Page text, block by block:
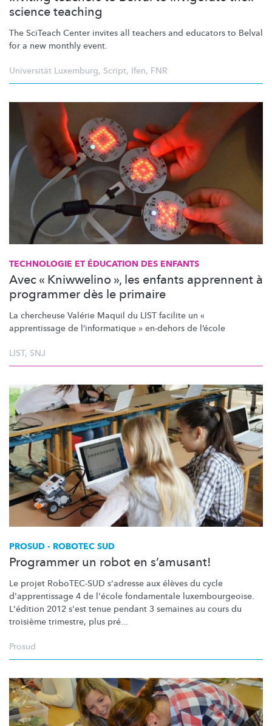
science teaching
The SciTeach Center invites all teachers and educators to Belval
for a new monthly event.
Universität Luxemburg, Script, Ifen, FNR
TECHNOLOGIE ET ÉDUCATION DES ENFANTS
Avec « Kniwwelino », les enfants apprennent à
programmer dès le primaire
La chercheuse Valérie Maquil du LIST facilite un «
apprentissage de l’informatique » en-dehors de l’école
LIST, SNJ
PROSUD - ROBOTEC SUD
Programmer un robot en s’amusant!
Le projet RoboTEC-SUD s'adresse aux élèves du cycle
d'apprentissage 4 de l'école fondamentale luxembourgeoise.
L'édition 2012 s'est tenue pendant 3 semaines au cours du
troisième trimestre, plus pré...
Prosud